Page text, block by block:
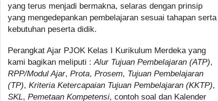
yang terus menjadi bermakna, selaras dengan prinsip
yang mengedepankan pembelajaran sesuai tahapan serta
kebutuhan peserta didik.
Perangkat Ajar PJOK Kelas I Kurikulum Merdeka yang
kami bagikan meliputi :Alur Tujuan Pembelajaran (ATP),
RPP/Modul Ajar, Prota, Prosem, Tujuan Pembelajaran
(TP), Kriteria Ketercapaian Tujuan Pembelajaran (KKTP),
SKL, Pemetaan Kompetensi, contoh soal dan Kalender